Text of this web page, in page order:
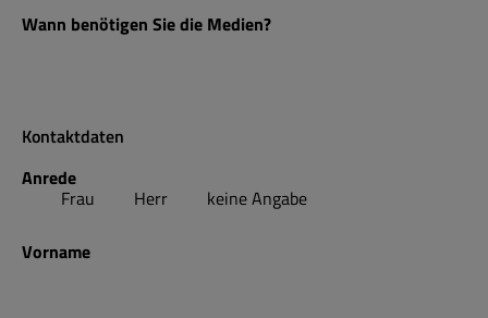
Wann benötigen Sie die Medien?
Kontaktdaten
Anrede
Frau Herr keine Angabe
Vorname